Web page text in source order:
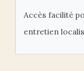
Accès facilité
entretien